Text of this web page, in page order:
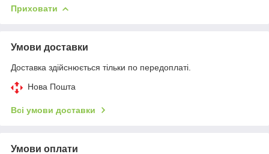
Приховати
Умови доставки
Доставка здійснюється тільки по передоплаті.
Нова Пошта
Всі умови доставки
Умови оплати